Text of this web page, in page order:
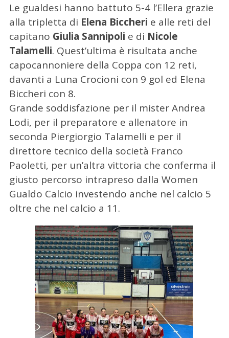
Le gualdesi hanno battuto 5-4 l’Ellera grazie
alla tripletta di Elena Biccheri e alle reti del
capitano Giulia Sannipoli e di Nicole
Talamelli. Quest’ultima è risultata anche
capocannoniere della Coppa con 12 reti,
davanti a Luna Crocioni con 9 gol ed Elena
Biccheri con 8.
Grande soddisfazione per il mister Andrea
Lodi, per il preparatore e allenatore in
seconda Piergiorgio Talamelli e per il
direttore tecnico della società Franco
Paoletti, per un’altra vittoria che conferma il
giusto percorso intrapreso dalla Women
Gualdo Calcio investendo anche nel calcio 5
oltre che nel calcio a 11.